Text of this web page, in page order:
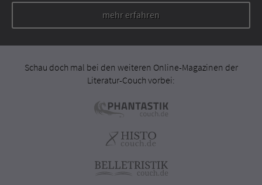
mehr erfahren
Schau doch mal bei den weiteren Online-Magazinen der
Literatur-Couch vorbei: